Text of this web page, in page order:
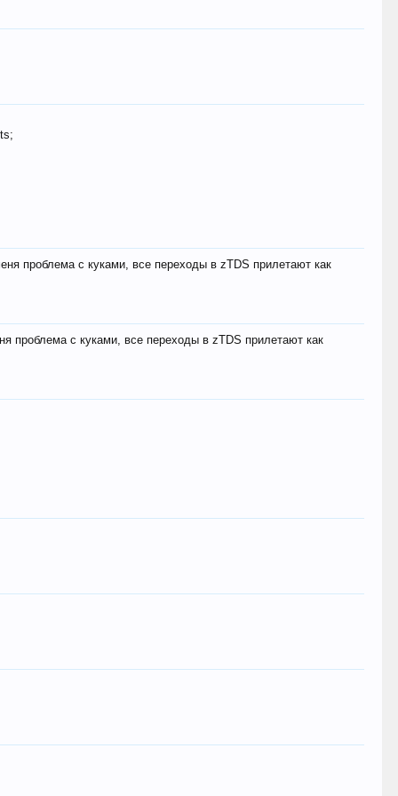
проблема с куками, все переходы в zTDS прилетают как
проблема с куками, все переходы в zTDS прилетают как